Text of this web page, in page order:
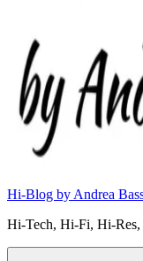
Hi-Blog by Andrea
Hi-Tech, Hi-Fi, Hi-